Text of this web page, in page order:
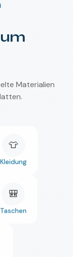
Materialien
👕
Kleidung
🎒
Taschen